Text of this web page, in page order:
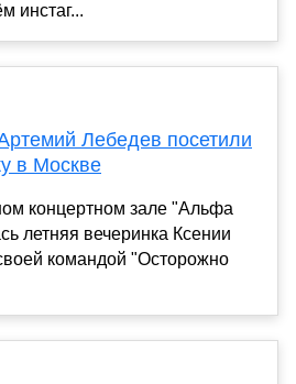
инстаг...
Лебедев посетили
в Москве
концертном зале "Альфа
летняя вечеринка Ксении
командой "Осторожно